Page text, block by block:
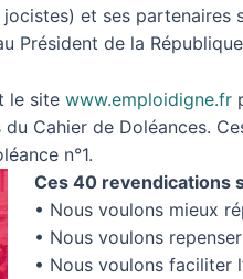
et ses
Président de la
le site www.emploidigne.fr
du Cahier de Doléances.
n°1.
Ces 40 revendications
• Nous voulons mieux
• Nous voulons
• Nous voulons faciliter